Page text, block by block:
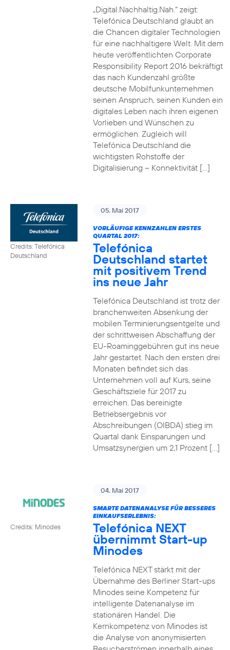
„Digital.Nachhaltig.Nah.“ zeigt:
Telefónica Deutschland glaubt an
die Chancen digitaler Technologien
für eine nachhaltigere Welt. Mit dem
heute veröffentlichten Corporate
Responsibility Report 2016 bekräftigt
das nach Kundenzahl größte
deutsche Mobilfunkunternehmen
seinen Anspruch, seinen Kunden ein
digitales Leben nach ihren eigenen
Vorlieben und Wünschen zu
ermöglichen. Zugleich will
Telefónica Deutschland die
wichtigsten Rohstoffe der
Digitalisierung – Konnektivität […]
Credits: Telefónica
Deutschland
05. Mai 2017
VORLÄUFIGE KENNZAHLEN ERSTES
QUARTAL 2017:
Telefónica
Deutschland startet
mit positivem Trend
ins neue Jahr
Telefónica Deutschland ist trotz der
branchenweiten Absenkung der
mobilen Terminierungsentgelte und
der schrittweisen Abschaffung der
EU-Roaminggebühren gut ins neue
Jahr gestartet. Nach den ersten drei
Monaten befindet sich das
Unternehmen voll auf Kurs, seine
Geschäftsziele für 2017 zu
erreichen. Das bereinigte
Betriebsergebnis vor
Abschreibungen (OIBDA) stieg im
Quartal dank Einsparungen und
Umsatzsynergien um 2,1 Prozent […]
Credits: Minodes
04. Mai 2017
SMARTE DATENANALYSE FÜR BESSERES
EINKAUFSERLEBNIS:
Telefónica NEXT
übernimmt Start-up
Minodes
Telefónica NEXT stärkt mit der
Übernahme des Berliner Start-ups
Minodes seine Kompetenz für
intelligente Datenanalyse im
stationären Handel. Die
Kernkompetenz von Minodes ist
die Analyse von anonymisierten